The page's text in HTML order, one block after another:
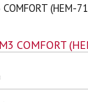
(HEM-